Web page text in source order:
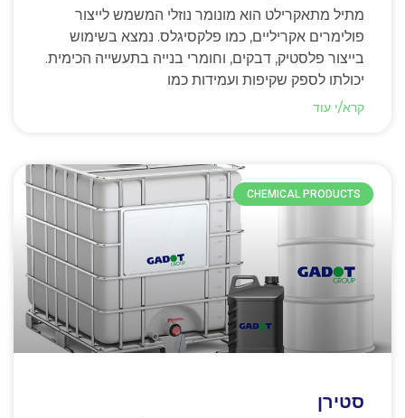
מתיל מתאקרילט הוא מונומר נוזלי המשמש לייצור
פולימרים אקריליים, כמו פלקסיגלס. נמצא בשימוש
בייצור פלסטיק, דבקים, וחומרי בנייה בתעשייה הכימית.
יכולתו לספק שקיפות ועמידות כמו
קרא/י עוד
CHEMICAL PRODUCTS
סטירן